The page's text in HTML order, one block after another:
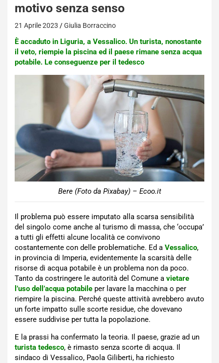
motivo senza senso
21 Aprile 2023 Giulia Borraccino
È accaduto in Liguria, a Vessalico. Un turista, nonostante
il veto, riempie la piscina ed il paese rimane senza acqua
potabile. Le conseguenze per il tedesco
Bere (Foto da Pixabay) – Ecoo.it
Il problema può essere imputato alla scarsa sensibilità
del singolo come anche al turismo di massa, che ‘occupa’
a tutti gli effetti alcune località ce convivono
costantemente con delle problematiche. Ed a Vessalico,
in provincia di Imperia, evidentemente la scarsità delle
risorse di acqua potabile è un problema non da poco.
Tanto da costringere le autorità del Comune a vietare
l’uso dell’acqua potabile per lavare la macchina o per
riempire la piscina. Perché queste attività avrebbero avuto
un forte impatto sulle scorte residue, che dovevano
essere suddivise per tutta la popolazione.
E la prassi ha confermato la teoria. Il paese, grazie ad un
turista tedesco, è rimasto senza scorte di acqua. Il
sindaco di Vessalico, Paola Giliberti, ha richiesto